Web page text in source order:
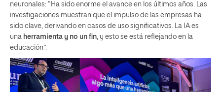
neuronales: “Ha sido enorme el avance en los últimos años. Las
investigaciones muestran que el impulso de las empresas ha
sido clave, derivando en casos de uso significativos. La IA es
una herramienta y no un fin, y esto se está reflejando en la
educación”.